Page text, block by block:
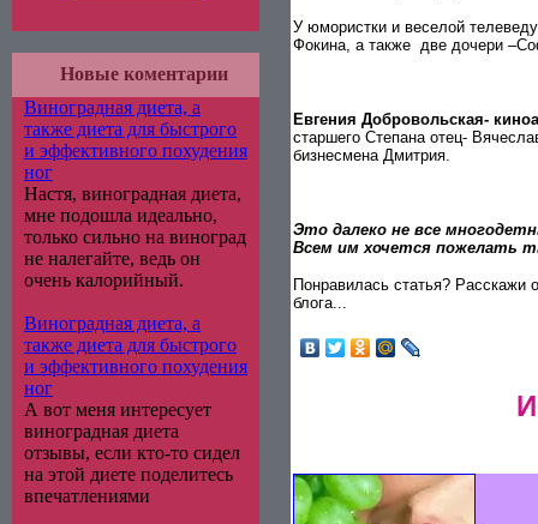
Новые коментарии
Виноградная диета, а
также диета для быстрого
и эффективного похудения
ног
Настя, виноградная диета,
мне подошла идеально,
только сильно на виноград
не налегайте, ведь он
очень калорийный.
Виноградная диета, а
также диета для быстрого
и эффективного похудения
ног
А вот меня интересует
виноградная диета
отзывы, если кто-то сидел
на этой диете поделитесь
впечатлениями
У юмористки и веселой
Фокина, а также две дочери
Евгения Добровольская-
старшего Степана отец-
бизнесмена Дмитрия.
Это далеко не все
Всем им хочется пожелать
Понравилась статья? Расскажи
блога...